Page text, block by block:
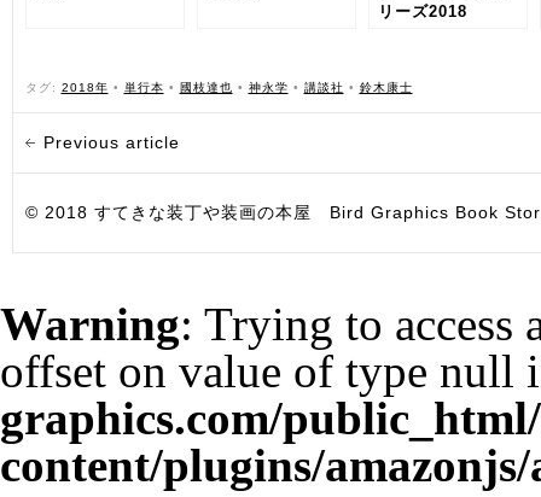
リーズ2018
タグ: 2018年 • 単行本 • 國枝達也 • 神永学 • 講談社 • 鈴木康士
Previous article
© 2018 すてきな装丁や装画の本屋 Bird Graphics Book
Warning: Trying to access
offset on value of type null
graphics.com/
content/plugins/